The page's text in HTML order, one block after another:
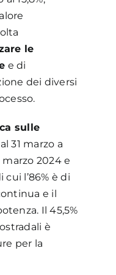
le
e di
dei diversi
sulle
31 marzo a
marzo 2024 e
cui l’86% è di
e il
Il 45,5%
è
per la